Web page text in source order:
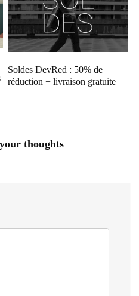
Soldes DevRed : 50% de
réduction + livraison gratuite
thoughts